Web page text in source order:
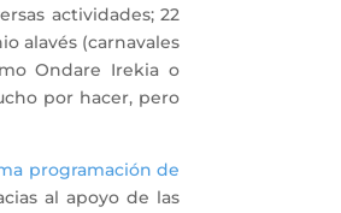
actividades; 22
alavés (carnavales
Ondare Irekia o
por hacer, pero
programación de
al apoyo de las